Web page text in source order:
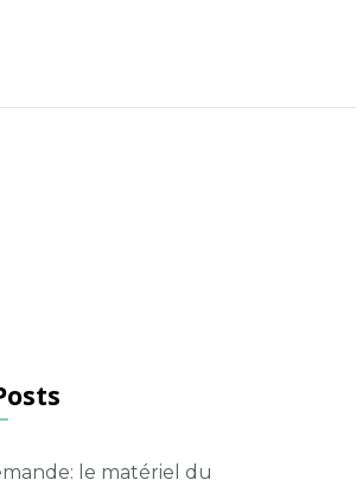
le matériel du